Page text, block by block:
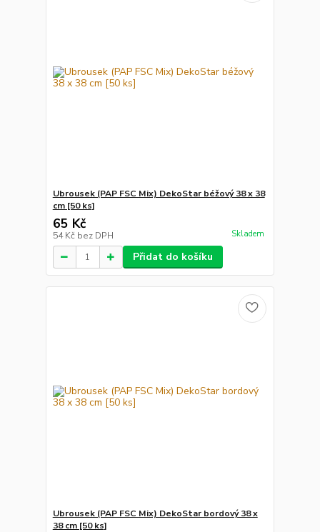
Ubrousek (PAP FSC Mix) DekoStar béžový 38 x 38
cm [50 ks]
65 Kč
54 Kč bez DPH Skladem
Přidat do košíku
Ubrousek (PAP FSC Mix) DekoStar bordový 38 x
38 cm [50 ks]